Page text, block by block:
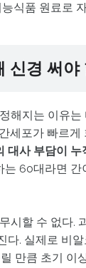
식품 원료로
신경 써야
해지는 이유는
세포가 빠르
대사 부담이 누
는 60대라면
시할 수 없다.
다. 실제로 비
만큼 초기 이